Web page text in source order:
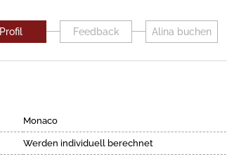
Profil Feedback Alina buchen
Monaco
Werden individuell berechnet